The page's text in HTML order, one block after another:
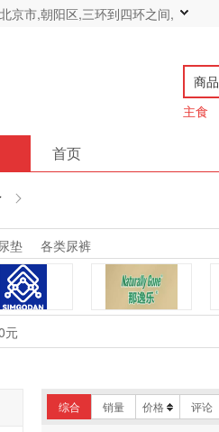
北京市,朝阳区,三环到四环之间,
商品
主食
首页
垫
各类尿裤
森格安
元
综合 销量 价格 评论